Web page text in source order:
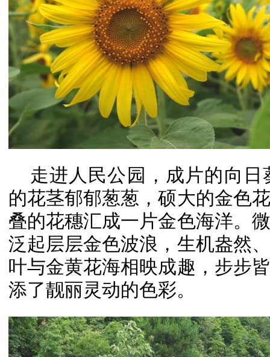
走进人民公园，成片的向
的花茎郁郁葱葱，硕大的金色
叠的花穗汇成一片金色海洋。
泛起层层金色波浪，生机盎然
叶与金黄花海相映成趣，步步
添了靓丽灵动的色彩。